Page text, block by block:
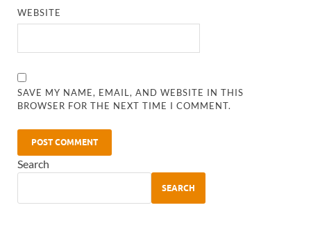
WEBSITE
SAVE MY NAME, EMAIL, AND WEBSITE IN THIS
BROWSER FOR THE NEXT TIME I COMMENT.
Search
SEARCH